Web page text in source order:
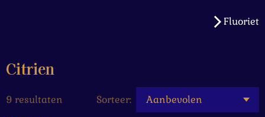
Fluoriet
Citrien
9 resultaten
Sorteer: